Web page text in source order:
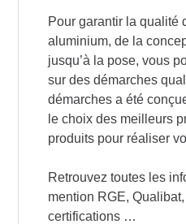
Pour garantir la qualité
aluminium, de la
jusqu’à la pose, vous
sur des démarches
démarches a été
le choix des meilleurs
produits pour réaliser
Retrouvez toutes les
mention RGE,
certifications …